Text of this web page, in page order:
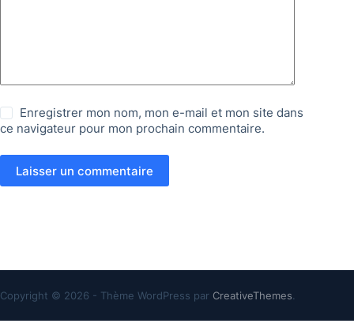
Enregistrer mon nom, mon e-mail et mon site dans
ce navigateur pour mon prochain commentaire.
Laisser un commentaire
Copyright © 2026 - Thème WordPress par CreativeThemes